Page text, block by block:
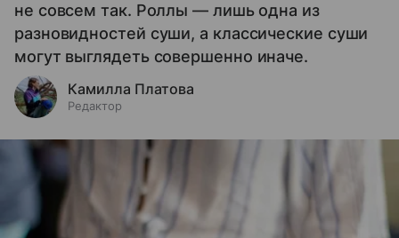
не совсем так. Роллы — лишь одна из
разновидностей суши, а классические суши
могут выглядеть совершенно иначе.
Камилла Платова
Редактор